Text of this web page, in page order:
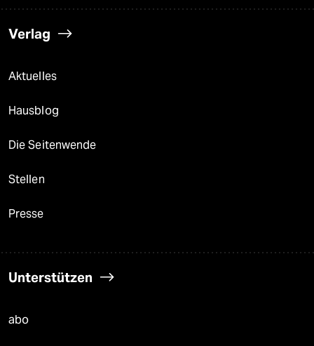
Verlag
Aktuelles
Hausblog
Die Seitenwende
Stellen
Presse
Unterstützen
abo